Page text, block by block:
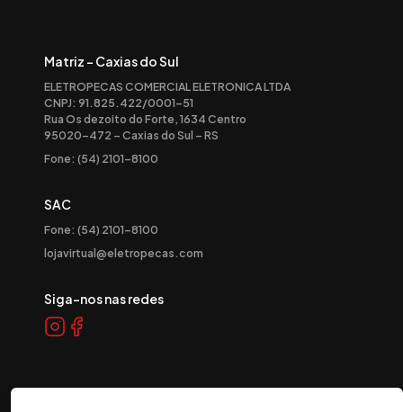
Matriz - Caxias do Sul
ELETROPECAS COMERCIAL ELETRONICA LTDA
CNPJ: 91.825.422/0001-51
Rua Os dezoito do Forte, 1634 Centro
95020-472 – Caxias do Sul – RS
Fone: (54) 2101-8100
SAC
Fone: (54) 2101-8100
lojavirtual@eletropecas.com
Siga-nos nas redes